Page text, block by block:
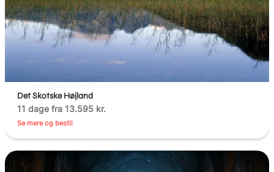
Det Skotske Højland
11 dage fra 13.595 kr.
Se mere og bestil